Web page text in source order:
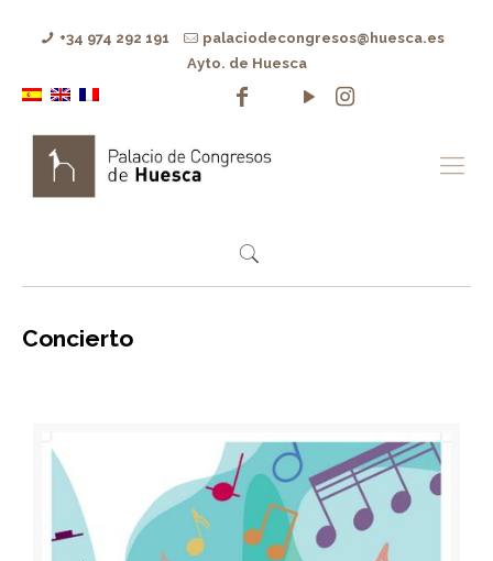
+34 974 292 191
palaciodecongresos@huesca.es
Ayto. de Huesca
Concierto